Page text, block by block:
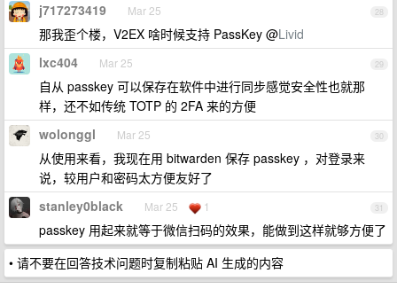
28
j717273419 Mar 25
那我歪个楼，V2EX 啥时候支持 PassKey @Livid
29
lxc404 Mar 25
自从 passkey 可以保存在软件中进行同步感觉安全性也就那
样，还不如传统 TOTP 的 2FA 来的方便
30
wolonggl Mar 25
从使用来看，我现在用 bitwarden 保存 passkey ，对登录来
说，较用户和密码太方便友好了
31
stanley0black Mar 25 1
passkey 用起来就等于微信扫码的效果，能做到这样就够方便了
• 请不要在回答技术问题时复制粘贴 AI 生成的内容